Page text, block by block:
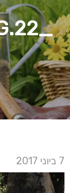
_22.JPG - טופית סטון
7 ביוני 2017